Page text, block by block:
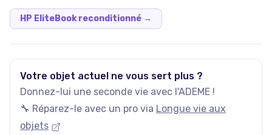
HP EliteBook reconditionné →
Votre objet actuel ne vous sert plus ?
Donnez-lui une seconde vie avec l'ADEME !
🔧 Réparez-le avec un pro via Longue vie aux
objets